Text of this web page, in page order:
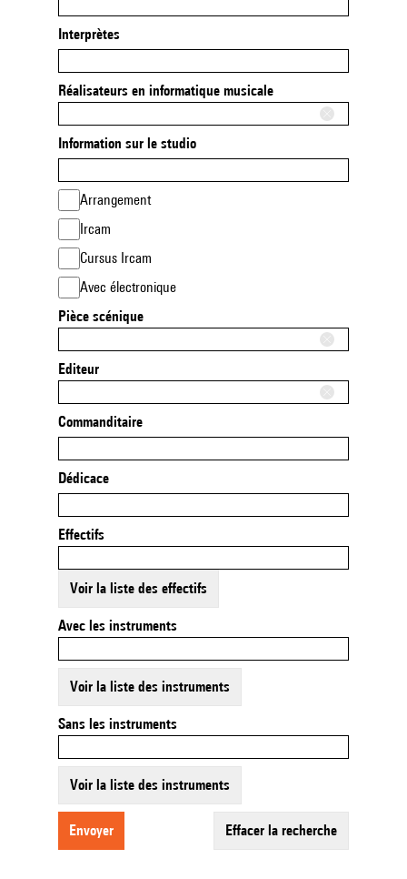
Interprètes
Réalisateurs en informatique musicale
Information sur le studio
Arrangement
Ircam
Cursus Ircam
Avec électronique
Pièce scénique
Editeur
Commanditaire
Dédicace
Effectifs
Voir la liste des effectifs
Avec les instruments
Voir la liste des instruments
Sans les instruments
Voir la liste des instruments
envoyer effacer la recherche